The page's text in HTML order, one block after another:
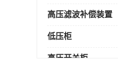
高压滤波补偿装置
低压柜
高压开关柜